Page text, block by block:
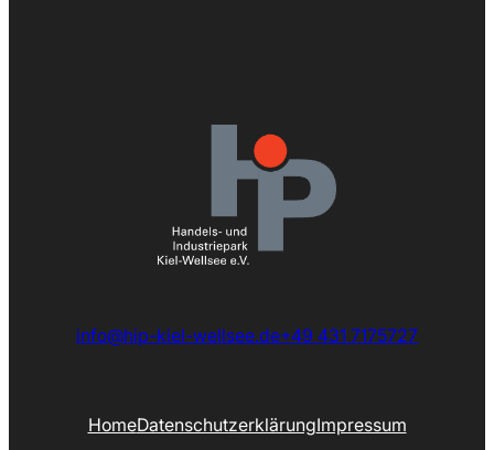
info@hip-kiel-wellsee.de+49 431 7175727
HomeDatenschutzerklärungImpressum